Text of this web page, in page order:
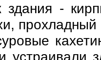
здания -
прохладный
устраивали